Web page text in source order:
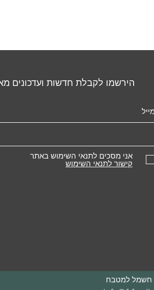
הירשמו לקבלת חדשות ועדכונים
אני מסכים לתנאי השימוש באתר
קישור לתנאי השימוש
חשמל למטבח